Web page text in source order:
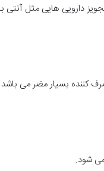
کننده بسیار مضر می
شود.